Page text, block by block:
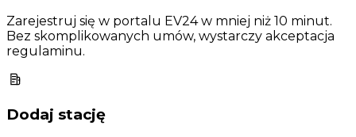
Zarejestruj się w portalu EV24 w mniej niż 10 minut.
Bez skomplikowanych umów, wystarczy akceptacja
regulaminu.
Dodaj stację